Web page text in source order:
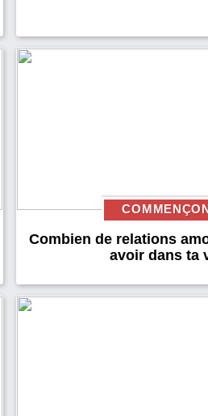
Combien de relations
avoir dans ta